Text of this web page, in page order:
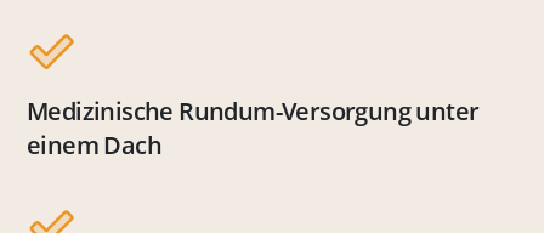
Medizinische Rundum-Versorgung unter
einem Dach